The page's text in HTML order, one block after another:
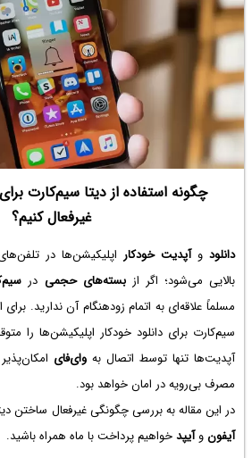
چگونه استفاده از دیتا سیم‌کارت
غیرفعال کنیم؟
دانلود وآپدیت خودکار اپلیکیشن‌ها در
بالایی می‌شود؛ اگر ازبسته‌های حجمی در
مسلماً علاقه‌ای به اتمام زودهنگام آن ندارید. برای
سیم‌کارت برای دانلود خودکار اپلیکیشن‌ها را
آپدیت‌ها تنها توسط اتصال بهوای‌فای
مصرف بی‌رویه در امان خواهد بود.
در این مقاله به بررسی چگونگی غیرفعال ساختن
آیفونوآیپدخواهیم پرداخت با ماه همراه باشید.